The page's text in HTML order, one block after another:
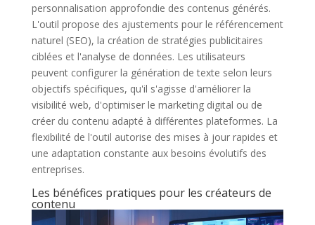
personnalisation approfondie des contenus générés.
L'outil propose des ajustements pour le référencement
naturel (SEO), la création de stratégies publicitaires
ciblées et l'analyse de données. Les utilisateurs
peuvent configurer la génération de texte selon leurs
objectifs spécifiques, qu'il s'agisse d'améliorer la
visibilité web, d'optimiser le marketing digital ou de
créer du contenu adapté à différentes plateformes. La
flexibilité de l'outil autorise des mises à jour rapides et
une adaptation constante aux besoins évolutifs des
entreprises.
Les bénéfices pratiques pour les créateurs de
contenu